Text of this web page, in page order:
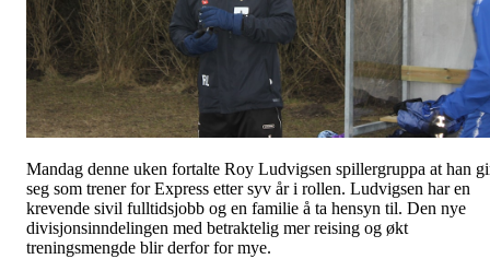
Mandag denne uken fortalte Roy Ludvigsen spillergruppa at han
seg som trener for Express etter syv år i rollen. Ludvigsen har en
krevende sivil fulltidsjobb og en familie å ta hensyn til. Den nye
divisjonsinndelingen med betraktelig mer reising og økt
treningsmengde blir derfor for mye.